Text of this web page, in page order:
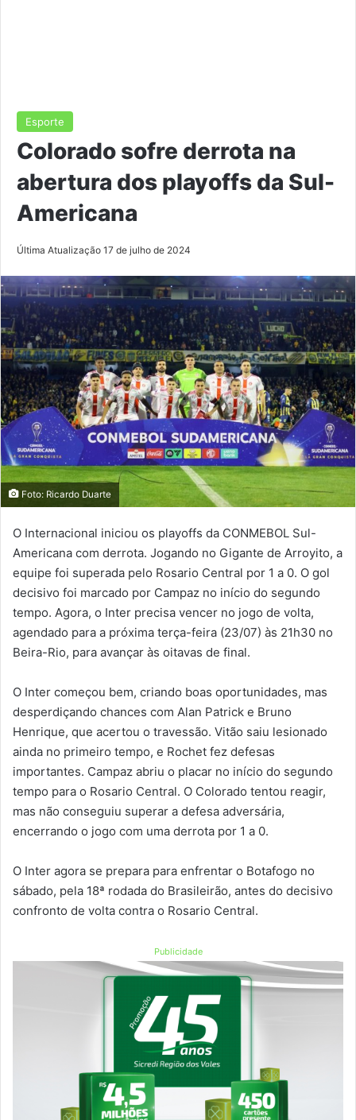
Esporte
Colorado sofre derrota na
abertura dos playoffs da Sul-
Americana
Última Atualização 17 de julho de 2024
Foto: Ricardo Duarte
O Internacional iniciou os playoffs da CONMEBOL Sul-
Americana com derrota. Jogando no Gigante de Arroyito, a
equipe foi superada pelo Rosario Central por 1 a 0. O gol
decisivo foi marcado por Campaz no início do segundo
tempo. Agora, o Inter precisa vencer no jogo de volta,
agendado para a próxima terça-feira (23/07) às 21h30 no
Beira-Rio, para avançar às oitavas de final.
O Inter começou bem, criando boas oportunidades, mas
desperdiçando chances com Alan Patrick e Bruno
Henrique, que acertou o travessão. Vitão saiu lesionado
ainda no primeiro tempo, e Rochet fez defesas
importantes. Campaz abriu o placar no início do segundo
tempo para o Rosario Central. O Colorado tentou reagir,
mas não conseguiu superar a defesa adversária,
encerrando o jogo com uma derrota por 1 a 0.
O Inter agora se prepara para enfrentar o Botafogo no
sábado, pela 18ª rodada do Brasileirão, antes do decisivo
confronto de volta contra o Rosario Central.
Publicidade